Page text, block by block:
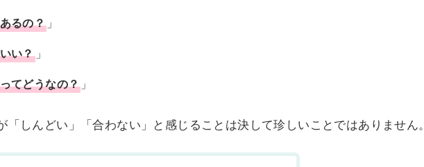
るの？ 」
い？」
てどうなの？ 」
しんどい」「合わない」と感じることは決して珍しいことではありません。